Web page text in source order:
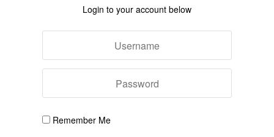
Login to your account below
Remember Me